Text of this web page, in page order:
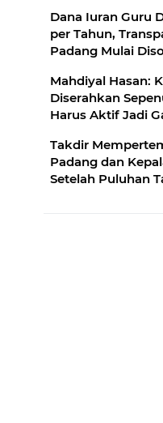
Dana Iuran Guru
per Tahun,
Padang Mulai
Mahdiyal Hasan:
Diserahkan
Harus Aktif Jadi
Takdir
Padang dan
Setelah Puluhan